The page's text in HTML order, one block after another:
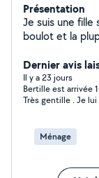
Présentation
Je suis une fille
boulot et la
Dernier avis
Il y a 23 jours
Bertille est arrivée
Très gentille . Je
Ménage